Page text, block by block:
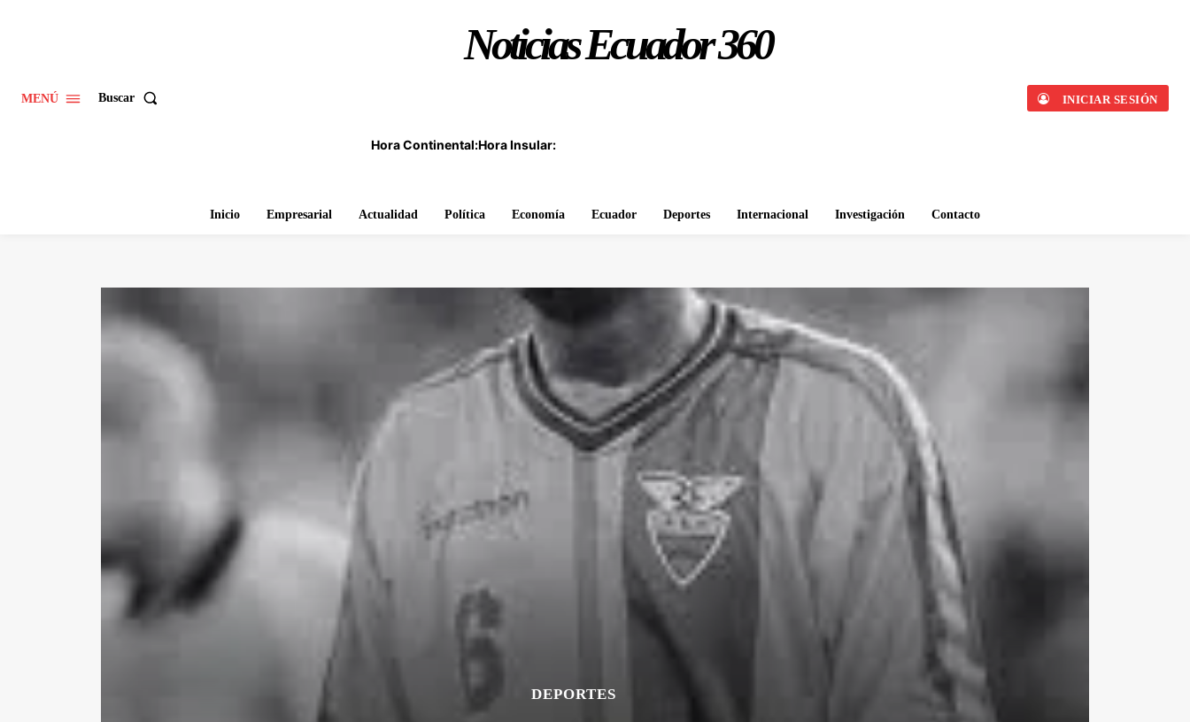
MENÚ Buscar
Noticias Ecuador 360
Hora Continental:Hora Insular:
INICIAR SESIÓN
Inicio Empresarial Actualidad Política Economía Ecuador Deportes Internacional Investigación Contacto
DEPORTES